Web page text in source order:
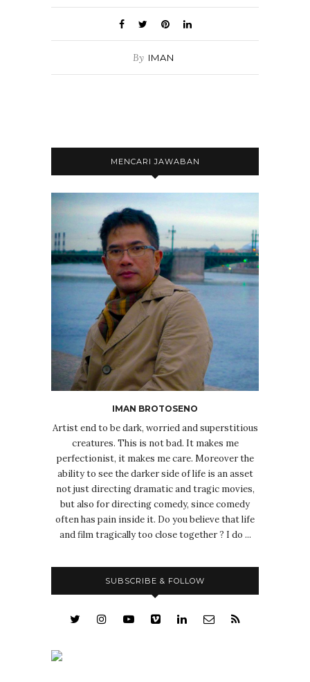
By IMAN
MENCARI JAWABAN
IMAN BROTOSENO
Artist end to be dark, worried and superstitious
creatures. This is not bad. It makes me
perfectionist, it makes me care. Moreover the
ability to see the darker side of life is an asset
not just directing dramatic and tragic movies,
but also for directing comedy, since comedy
often has pain inside it. Do you believe that life
and film tragically too close together ? I do ...
SUBSCRIBE & FOLLOW